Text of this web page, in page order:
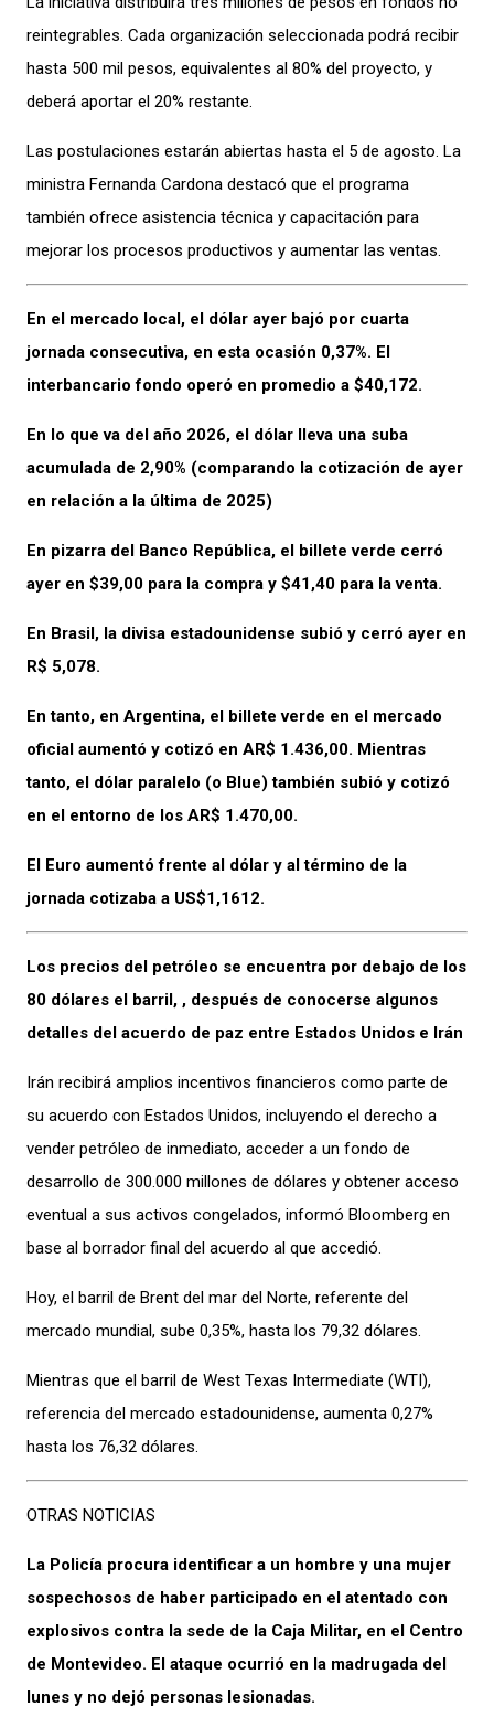
reintegrables. Cada organización seleccionada podrá recibir
hasta 500 mil pesos, equivalentes al 80% del proyecto, y
deberá aportar el 20% restante.
Las postulaciones estarán abiertas hasta el 5 de agosto. La
ministra Fernanda Cardona destacó que el programa
también ofrece asistencia técnica y capacitación para
mejorar los procesos productivos y aumentar las ventas.
En el mercado local, el dólar ayer bajó por cuarta
jornada consecutiva, en esta ocasión 0,37%. El
interbancario fondo operó en promedio a $40,172.
En lo que va del año 2026, el dólar lleva una suba
acumulada de 2,90% (comparando la cotización de ayer
en relación a la última de 2025)
En pizarra del Banco República, el billete verde cerró
ayer en $39,00 para la compra y $41,40 para la venta.
En Brasil, la divisa estadounidense subió y cerró ayer en
R$ 5,078.
En tanto, en Argentina, el billete verde en el mercado
oficial aumentó y cotizó en AR$ 1.436,00. Mientras
tanto, el dólar paralelo (o Blue) también subió y cotizó
en el entorno de los AR$ 1.470,00.
El Euro aumentó frente al dólar y al término de la
jornada cotizaba a US$1,1612.
Los precios del petróleo se encuentra por debajo de los
80 dólares el barril, , después de conocerse algunos
detalles del acuerdo de paz entre Estados Unidos e Irán
Irán recibirá amplios incentivos financieros como parte de
su acuerdo con Estados Unidos, incluyendo el derecho a
vender petróleo de inmediato, acceder a un fondo de
desarrollo de 300.000 millones de dólares y obtener acceso
eventual a sus activos congelados, informó Bloomberg en
base al borrador final del acuerdo al que accedió.
Hoy, el barril de Brent del mar del Norte, referente del
mercado mundial, sube 0,35%, hasta los 79,32 dólares.
Mientras que el barril de West Texas Intermediate (WTI),
referencia del mercado estadounidense, aumenta 0,27%
hasta los 76,32 dólares.
OTRAS NOTICIAS
La Policía procura identificar a un hombre y una mujer
sospechosos de haber participado en el atentado con
explosivos contra la sede de la Caja Militar, en el Centro
de Montevideo. El ataque ocurrió en la madrugada del
lunes y no dejó personas lesionadas.